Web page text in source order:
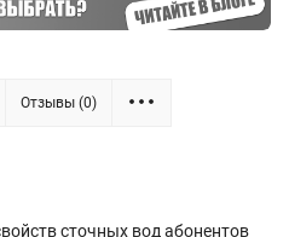
Отзывы (0)
сточных вод абонентов